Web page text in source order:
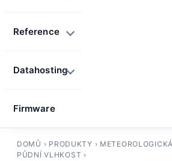
DOMŮ › PRODUKTY ›
PŮDNÍ VLHKOST ›
Reference
Datahosting
Firmware